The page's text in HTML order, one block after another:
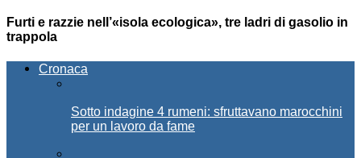
Furti e razzie nell’«isola ecologica», tre ladri di gasolio in
trappola
Cronaca
Sotto indagine 4 rumeni: sfruttavano marocchini
per un lavoro da fame